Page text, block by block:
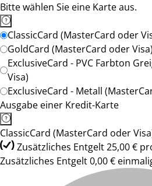
Bitte wählen Sie eine Karte aus.
ClassicCard (MasterCard oder
GoldCard (MasterCard oder Visa)
ExclusiveCard - PVC Farbton
Visa)
ExclusiveCard - Metall
Ausgabe einer Kredit-Karte
ClassicCard (MasterCard oder
Zusätzliches Entgelt 25,00 €
Zusätzliches Entgelt 0,00 €